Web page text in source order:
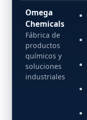
Omega
Chemicals
Fábrica de
productos
químicos y
soluciones
industriales